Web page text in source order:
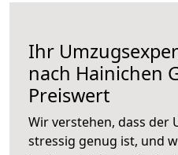
Ihr
nach Hainichen
Preiswert
Wir verstehen, dass der
stressig genug ist, und